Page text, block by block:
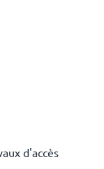
d'accès